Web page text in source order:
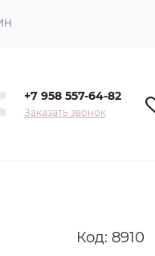
+7 958 557-64-82
Заказать звонок
Код: 8910